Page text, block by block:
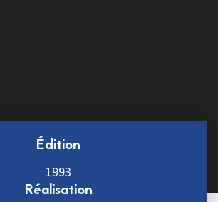
Édition
1993
Réalisation